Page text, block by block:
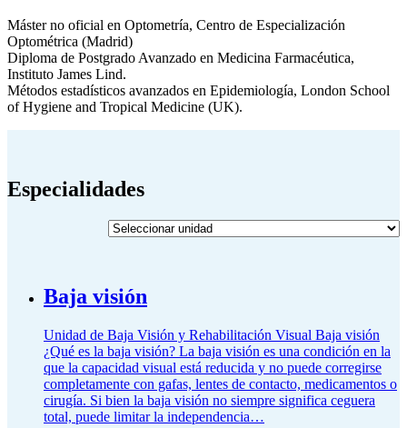
Máster no oficial en Optometría, Centro de Especialización
Optométrica (Madrid)
Diploma de Postgrado Avanzado en Medicina Farmacéutica,
Instituto James Lind.
Métodos estadísticos avanzados en Epidemiología, London School
of Hygiene and Tropical Medicine (UK).
Especialidades
Baja visión
Unidad de Baja Visión y Rehabilitación Visual Baja visión
¿Qué es la baja visión? La baja visión es una condición en la
que la capacidad visual está reducida y no puede corregirse
completamente con gafas, lentes de contacto, medicamentos o
cirugía. Si bien la baja visión no siempre significa ceguera
total, puede limitar la independencia…